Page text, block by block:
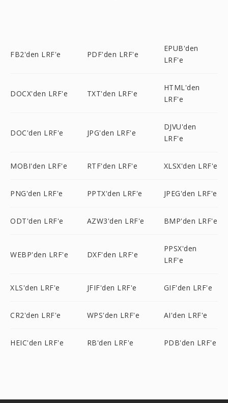
FB2'den LRF'e PDF'den LRF'e
EPUB'den
LRF'e
DOCX'den LRF'e TXT'den LRF'e
HTML'den
LRF'e
DOC'den LRF'e JPG'den LRF'e
DJVU'den
LRF'e
MOBI'den LRF'e RTF'den LRF'e XLSX'den LRF'e
PNG'den LRF'e PPTX'den LRF'e JPEG'den LRF'e
ODT'den LRF'e AZW3'den LRF'e BMP'den LRF'e
WEBP'den LRF'e DXF'den LRF'e
PPSX'den
LRF'e
XLS'den LRF'e JFIF'den LRF'e GIF'den LRF'e
CR2'den LRF'e WPS'den LRF'e AI'den LRF'e
HEIC'den LRF'e RB'den LRF'e PDB'den LRF'e